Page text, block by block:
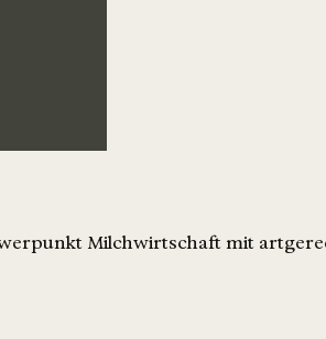
Milchwirtschaft mit